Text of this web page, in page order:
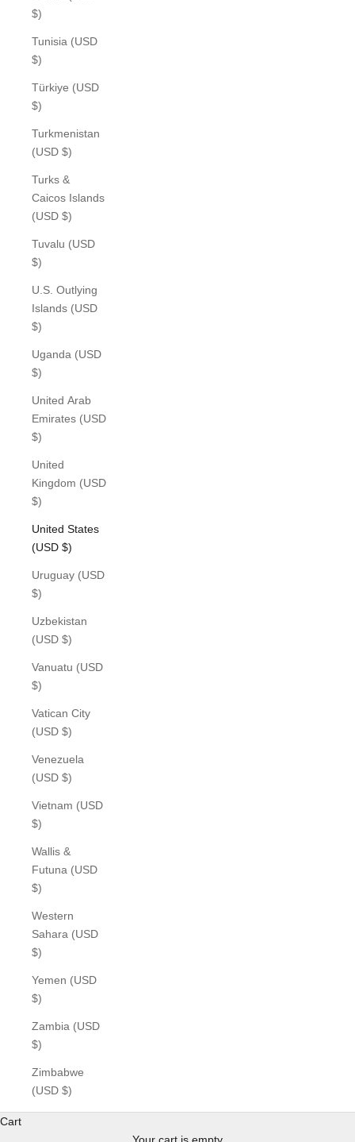
$)
Tunisia (USD
$)
Türkiye (USD
$)
Turkmenistan
(USD $)
Turks &
Caicos Islands
(USD $)
Tuvalu (USD
$)
U.S. Outlying
Islands (USD
$)
Uganda (USD
$)
United Arab
Emirates (USD
$)
United
Kingdom (USD
$)
United States
(USD $)
Uruguay (USD
$)
Uzbekistan
(USD $)
Vanuatu (USD
$)
Vatican City
(USD $)
Venezuela
(USD $)
Vietnam (USD
$)
Wallis &
Futuna (USD
$)
Western
Sahara (USD
$)
Yemen (USD
$)
Zambia (USD
$)
Zimbabwe
(USD $)
Cart
Your cart is empty